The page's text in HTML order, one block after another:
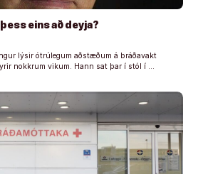
eins að deyja?
lýsir ótrúlegum aðstæðum á bráðavakt
nokkrum vikum. Hann sat þar í stól í …